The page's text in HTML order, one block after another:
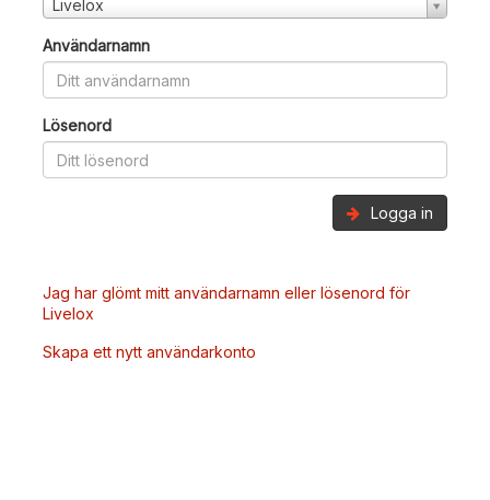
Livelox
Användarnamn
Lösenord
Logga in
Jag har glömt mitt användarnamn eller lösenord för
Livelox
Skapa ett nytt användarkonto